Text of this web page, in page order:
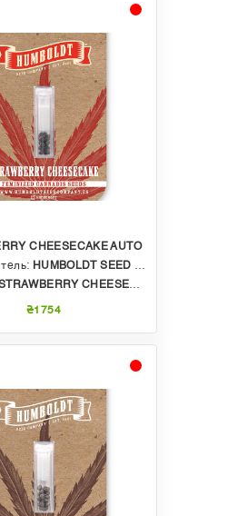
CHEESECAKE AUTO
HUMBOLDT SEED COMPANY
CHEESECAKE X VANILLA LATTE AUTO
₴1754